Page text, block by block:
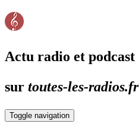
Actu radio et podcast
sur toutes-les-radios.fr
Toggle navigation